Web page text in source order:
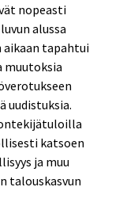
nopeasti
alussa
aikaan tapahtui
muutoksia
uudistuksia.
katsoen
ja muu
talouskasvun